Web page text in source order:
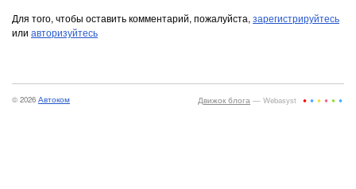
Для того, чтобы оставить комментарий, пожалуйста, зарегистрируйтесь
или авторизуйтесь
Движок блога — Webasyst
© 2026 Автоком